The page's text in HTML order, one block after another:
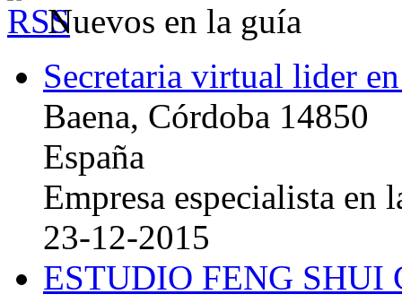
Nuevos en la guía
Secretaria virtual lider
Baena, Córdoba 14850
España
Empresa especialista en
23-12-2015
ESTUDIO FENG